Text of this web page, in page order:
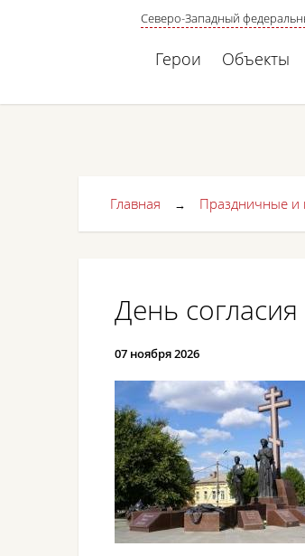
Северо-Западный
Герои Объекты
Главная → Праздничные и
День
07 ноября 2026